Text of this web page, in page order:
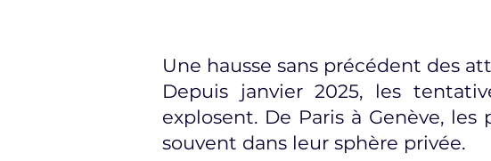
Une hausse sans précédent des
Depuis janvier 2025, les
explosent. De Paris à Genève,
souvent dans leur sphère privée.